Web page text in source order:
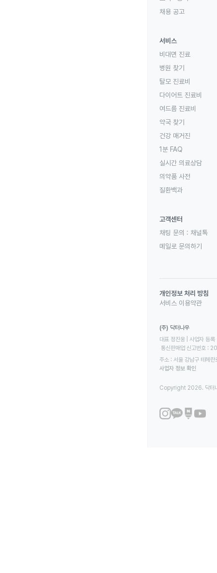
채용 공고
서비스
비대면 진료
병원 찾기
탈모 진료비
다이어트 진료비
여드름 진료비
약국 찾기
건강 매거진
1분 FAQ
실시간 의료상담
의약품 사전
질환백과
고객센터
채팅 문의 : 채널톡
메일로 문의하기
개인정보 처리 방침
서비스 이용약관
(주) 닥터나우
대표 정진웅 | 사업자
통신판매업 신고번호
주소 : 서울 강남구 테헤
사업자 정보 확인
Copyright 2026. 닥터